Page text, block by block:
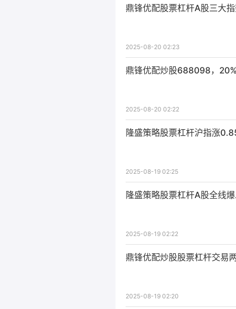
鼎锋优配股票杠杆A股三大
2025-08-20 02:23
鼎锋优配炒股688098，
2025-08-20 02:22
隆盛策略股票杠杆沪指涨
2025-08-19 02:25
隆盛策略股票杠杆A股全线
2025-08-19 02:22
鼎锋优配炒股股票杠杆交易
2025-08-19 02:20